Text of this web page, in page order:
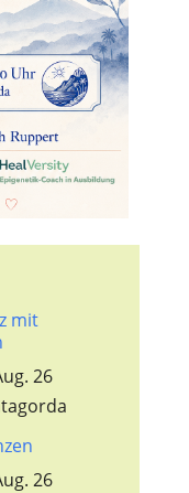
mit
26
26